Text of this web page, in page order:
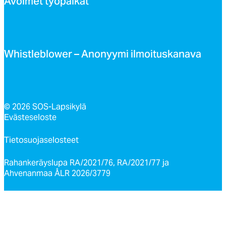
Whist­leb­lo­wer – Ano­nyy­mi il­moi­tus­ka­na­va
© 2026 SOS-Lapsikylä
Evästeseloste
Tietosuojaselosteet
Rahankeräyslupa RA/2021/76, RA/2021/77 ja
Ahvenanmaa ÅLR 2026/3779